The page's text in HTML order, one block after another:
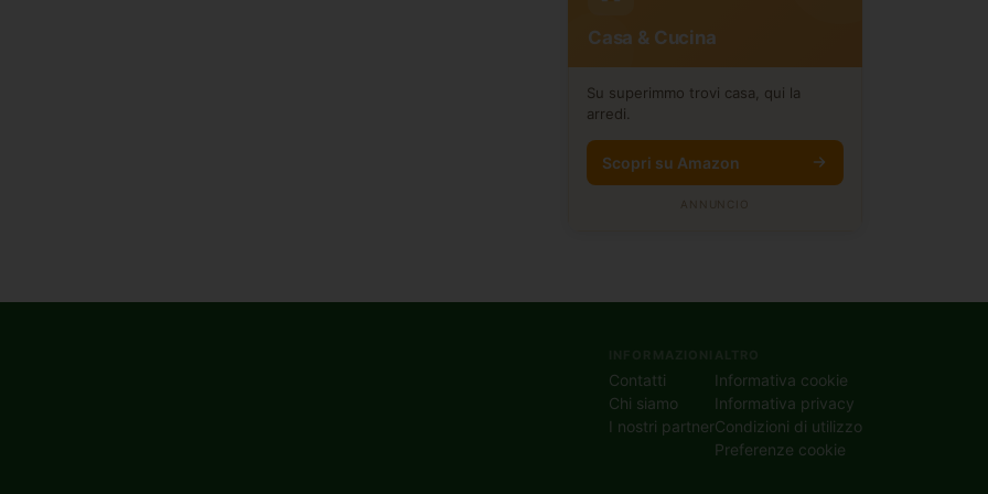
Casa & Cucina
Su superimmo trovi casa, qui la
arredi.
Scopri su Amazon
ANNUNCIO
Contatti
Chi siamo
I nostri partner
Informativa cookie
Informativa privacy
Condizioni di utilizzo
Preferenze cookie